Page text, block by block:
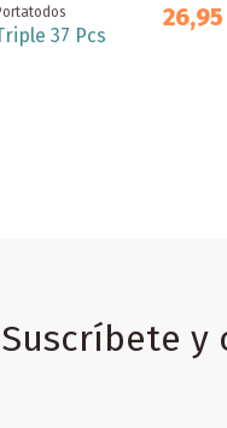
37 Pcs
Suscríbete y